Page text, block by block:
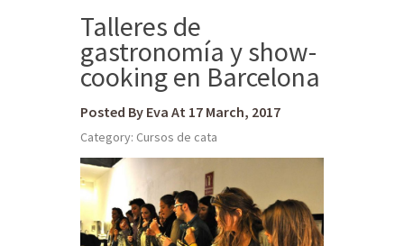
Talleres de
gastronomía y show-
cooking en Barcelona
Posted By Eva At 17 March, 2017
Category: Cursos de cata